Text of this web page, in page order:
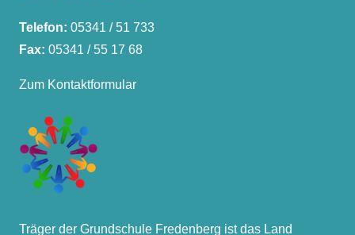
Telefon: 05341 / 51 733
Fax: 05341 / 55 17 68
Zum Kontaktformular
Träger der Grundschule Fredenberg ist das Land